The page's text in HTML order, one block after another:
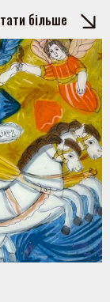
більше